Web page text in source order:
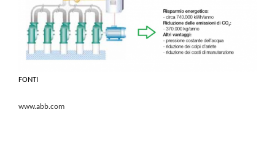
FONTI
www.abb.com